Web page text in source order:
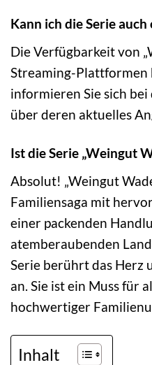
Kann ich die Serie
Die Verfügbarkeit von
Streaming-
informieren Sie sich
über deren aktuelles
Ist die Serie „Weingut
Absolut! „Weingut
Familiensaga mit
einer packenden
atemberaubenden
Serie berührt das Herz
an. Sie ist ein Muss für
hochwertiger
Inhalt